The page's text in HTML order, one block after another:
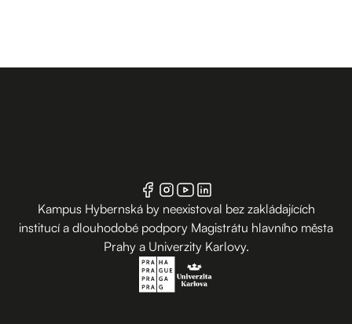
Kampus Hybernská by neexistoval bez zakládajících
institucí a dlouhodobé podpory Magistrátu hlavního města
Prahy a Univerzity Karlovy.